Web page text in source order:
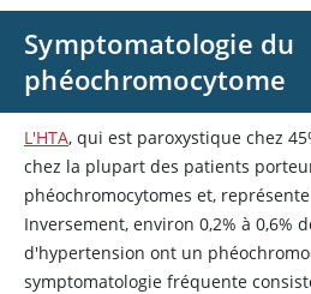
Symptomatologie du
phéochromocytome
L'HTA, qui est paroxystique chez
chez la plupart des patients
phéochromocytomes et,
Inversement, environ 0,2% à 0,6%
d'hypertension ont un
symptomatologie fréquente